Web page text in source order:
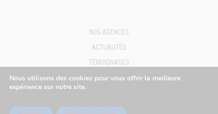
NOS AGENCES
ACTUALITÉS
TÉMOIGNAGES
FAQ
MENTIONS LÉGALES
Nous utilisons des cookies pour vous offrir la meilleure
expérience sur notre site.